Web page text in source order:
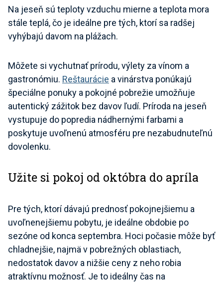
Na jeseň sú teploty vzduchu mierne a teplota mora
stále teplá, čo je ideálne pre tých, ktorí sa radšej
vyhýbajú davom na plážach.
Môžete si vychutnať prírodu, výlety za vínom a
gastronómiu. Reštaurácie a vinárstva ponúkajú
špeciálne ponuky a pokojné pobrežie umožňuje
autentický zážitok bez davov ľudí. Príroda na jeseň
vystupuje do popredia nádhernými farbami a
poskytuje uvoľnenú atmosféru pre nezabudnuteľnú
dovolenku.
Užite si pokoj od októbra do apríla
Pre tých, ktorí dávajú prednosť pokojnejšiemu a
uvoľnenejšiemu pobytu, je ideálne obdobie po
sezóne od konca septembra. Hoci počasie môže byť
chladnejšie, najmä v pobrežných oblastiach,
nedostatok davov a nižšie ceny z neho robia
atraktívnu možnosť. Je to ideálny čas na